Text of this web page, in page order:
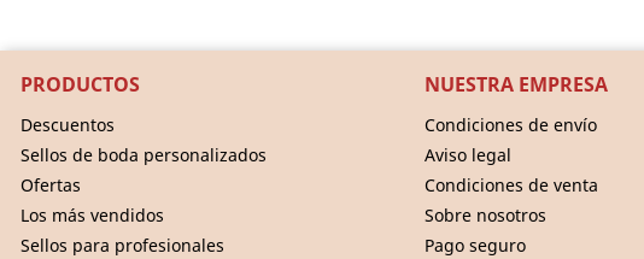
PRODUCTOS
Descuentos
Sellos de boda personalizados
Ofertas
Los más vendidos
Sellos para profesionales
NUESTRA EMPRESA
Condiciones de envío
Aviso legal
Condiciones de venta
Sobre nosotros
Pago seguro